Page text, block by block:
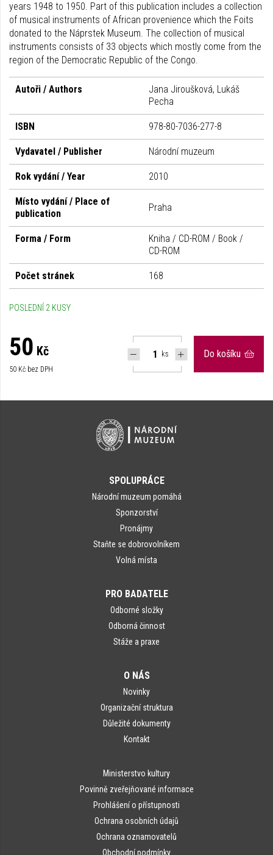
years 1948 to 1950. Part of this publication includes a collection
of musical instruments of African provenience which the Foits
donated to the Náprstek Museum. The collection of musical
instruments consists of 33 objects which mostly come from the
region of the Democratic Republic of the Congo.
Autoři / Authors
Jana Jiroušková, Lukáš
Pecha
ISBN 978-80-7036-277-8
Vydavatel / Publisher Národní muzeum
Rok vydání / Year 2010
Místo vydání / Place of
publication
Praha
Forma / Form
Kniha / CD-ROM / Book /
CD-ROM
Počet stránek 168
POSLEDNÍ 2 KUSY
50 Kč
50 Kč bez DPH
ks Do košíku
SPOLUPRÁCE
Národní muzeum pomáhá
Sponzorství
Pronájmy
Staňte se dobrovolníkem
Volná místa
PRO BADATELE
Odborné složky
Odborná činnost
Stáže a praxe
O NÁS
Novinky
Organizační struktura
Důležité dokumenty
Kontakt
Ministerstvo kultury
Povinně zveřejňované informace
Prohlášení o přístupnosti
Ochrana osobních údajů
Ochrana oznamovatelů
Obchodní podmínky